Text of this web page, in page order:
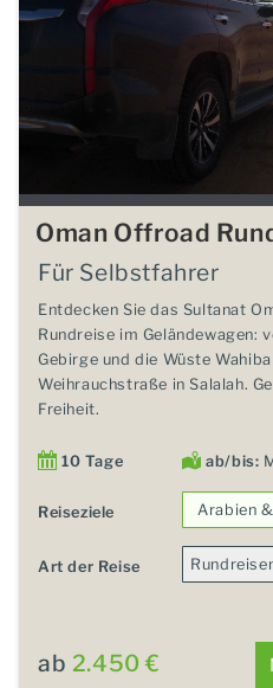
Oman Offroad
Für Selbstfahrer
Entdecken Sie das Sultanat
Rundreise im Geländewagen:
Gebirge und die Wüste
Weihrauchstraße in Salalah.
Freiheit.
10 Tage ab/bis:
Reiseziele Arabien
Art der Reise
ab 2.450 €